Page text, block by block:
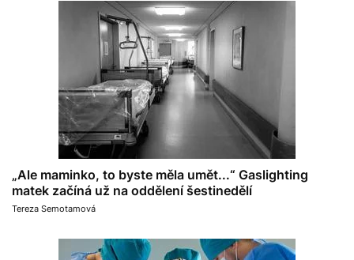
„Ale maminko, to byste měla umět...“ Gaslighting
matek začíná už na oddělení šestinedělí
Tereza Semotamová